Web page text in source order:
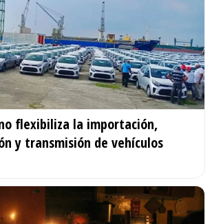
flexibiliza la importación,
y transmisión de vehículos